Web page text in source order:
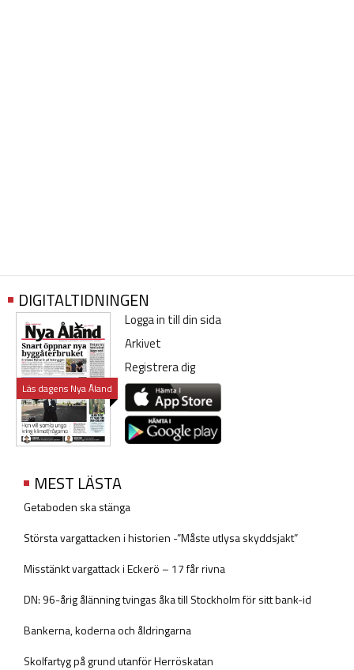
DIGITALTIDNINGEN
Läs dagens Nya Åland
Logga in till din sida
Arkivet
Registrera dig
MEST LÄSTA
Getaboden ska stänga
Största vargattacken i historien -”Måste utlysa skyddsjakt”
Misstänkt vargattack i Eckerö – 17 får rivna
DN: 96-årig ålänning tvingas åka till Stockholm för sitt bank-id
Bankerna, koderna och åldringarna
Skolfartyg på grund utanför Herröskatan